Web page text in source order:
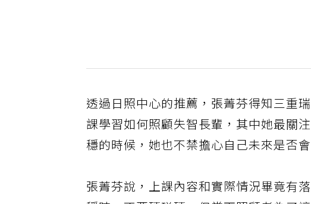
透過日照中心的推薦，張菁芬得知三重
課學習如何照顧失智長輩，其中她最關
穩的時候，她也不禁擔心自己未來是否
張菁芬說，上課內容和實際情況畢竟有